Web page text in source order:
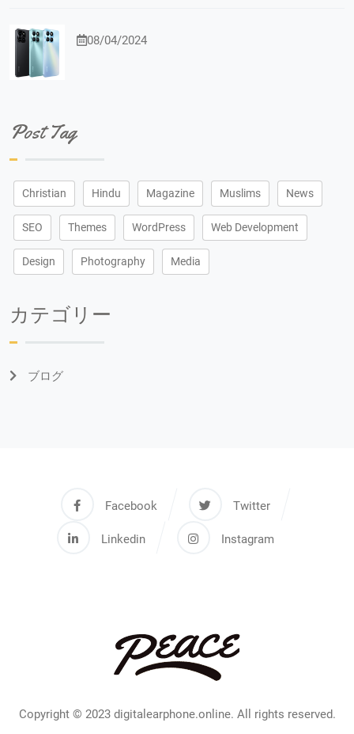
08/04/2024
Post Tag
Christian Hindu Magazine Muslims News
SEO Themes WordPress Web Development
Design Photography Media
カテゴリー
ブログ
Facebook Twitter
Linkedin Instagram
Copyright © 2023 digitalearphone.online. All rights reserved.